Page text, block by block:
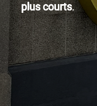
plus courts.